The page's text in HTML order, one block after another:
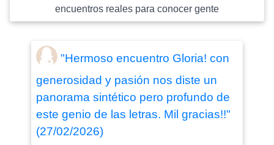
encuentros reales para conocer gente
"Hermoso encuentro Gloria! con
generosidad y pasión nos diste un
panorama sintético pero profundo de
este genio de las letras. Mil gracias!!"
(27/02/2026)